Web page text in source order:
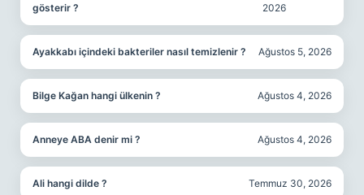
gösterir ?
2026
Ayakkabı içindeki bakteriler nasıl temizlenir ? Ağustos 5, 2026
Bilge Kağan hangi ülkenin ? Ağustos 4, 2026
Anneye ABA denir mi ? Ağustos 4, 2026
Ali hangi dilde ? Temmuz 30, 2026